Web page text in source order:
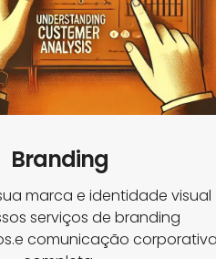
Branding
marca e identidade visual
serviços de branding
comunicação corporativa